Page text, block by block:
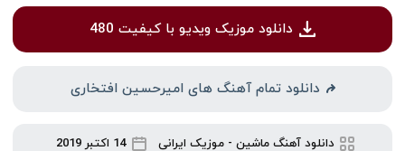
دانلود موزیک ویدیو با کیفیت 480
دانلود تمام آهنگ های امیرحسین افتخاری
دانلود آهنگ ماشین -موزیک ایرانی
14 اکتبر 2019